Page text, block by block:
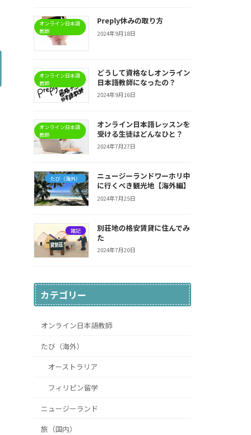
オンライン日本語
教師
Preply休みの取り方
2024年9月18日
オンライン日本語
教師
どうして資格なしオンライン
日本語教師になったの？
2024年9月16日
オンライン日本語
教師
オンライン日本語レッスンを
受ける生徒はどんなひと？
2024年7月27日
たび（海外）
ニュージーランドワーホリ中
に行くべき観光地【海外編】
2024年7月25日
雑記
別荘地の格安賃貸に住んでみ
た
2024年7月20日
カテゴリー
オンライン日本語教師
たび（海外）
オーストラリア
フィリピン留学
ニュージーランド
旅（国内）